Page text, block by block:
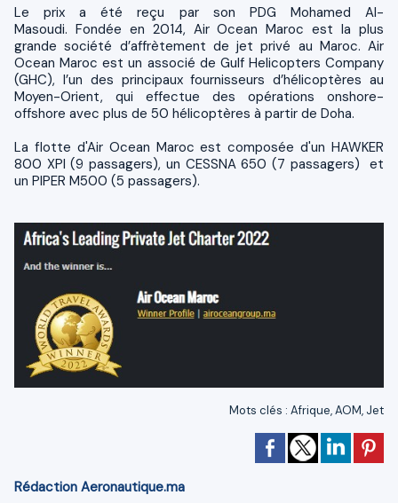
Le prix a été reçu par son PDG Mohamed Al-
Masoudi. Fondée en 2014, Air Ocean Maroc est la plus
grande société d’affrètement de jet privé au Maroc. Air
Ocean Maroc est un associé de Gulf Helicopters Company
(GHC), l’un des principaux fournisseurs d’hélicoptères au
Moyen-Orient, qui effectue des opérations onshore-
offshore avec plus de 50 hélicoptères à partir de Doha.
La flotte d'Air Ocean Maroc est composée d'un HAWKER
800 XPI (9 passagers), un CESSNA 650 (7 passagers) et
un PIPER M500 (5 passagers).
Mots clés : Afrique,AOM, Jet
Rédaction Aeronautique.ma